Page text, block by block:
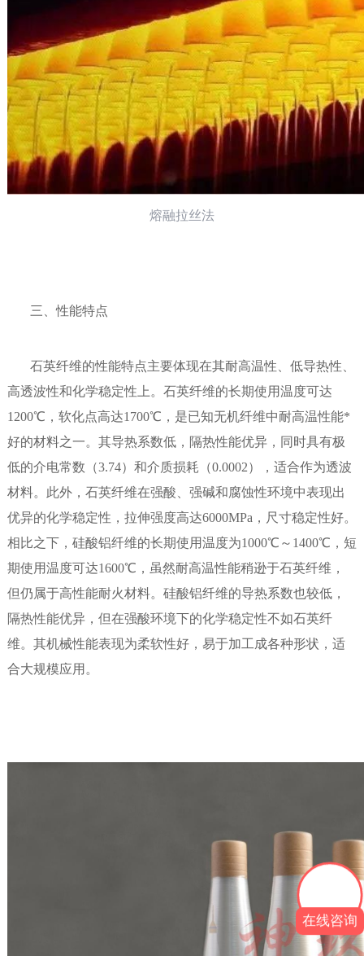
熔融拉丝法
三、性能特点
石英纤维的性能特点主要体现在其耐高温性、低导热性、
高透波性和化学稳定性上。石英纤维的长期使用温度可达
1200℃，软化点高达1700℃，是已知无机纤维中耐高温性能*
好的材料之一。其导热系数低，隔热性能优异，同时具有极
低的介电常数（3.74）和介质损耗（0.0002），适合作为透波
材料。此外，石英纤维在强酸、强碱和腐蚀性环境中表现出
优异的化学稳定性，拉伸强度高达6000MPa，尺寸稳定性好。
相比之下，硅酸铝纤维的长期使用温度为1000℃～1400℃，短
期使用温度可达1600℃，虽然耐高温性能稍逊于石英纤维，
但仍属于高性能耐火材料。硅酸铝纤维的导热系数也较低，
隔热性能优异，但在强酸环境下的化学稳定性不如石英纤
维。其机械性能表现为柔软性好，易于加工成各种形状，适
合大规模应用。
在线咨询